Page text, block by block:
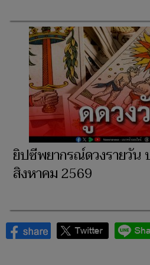
ยิปซีพยากรณ์ดวงรายวัน
สิงหาคม 2569